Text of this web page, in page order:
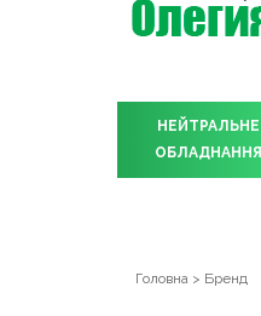
НЕЙТРАЛЬНЕ
ОБЛАДНАННЯ
Головна > Бренд